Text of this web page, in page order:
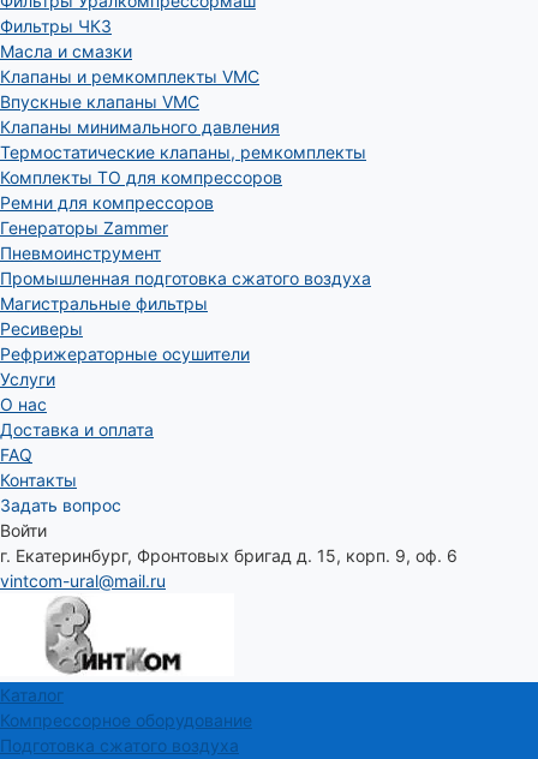
Фильтры ЧКЗ
Масла и смазки
Клапаны и ремкомплекты VMC
Впускные клапаны VMC
Клапаны минимального давления
Термостатические клапаны, ремкомплекты
Комплекты ТО для компрессоров
Ремни для компрессоров
Генераторы Zammer
Пневмоинструмент
Промышленная подготовка сжатого воздуха
Магистральные фильтры
Ресиверы
Рефрижераторные осушители
Услуги
О нас
Доставка и оплата
FAQ
Контакты
Задать вопрос
Войти
г. Екатеринбург, Фронтовых бригад д. 15, корп. 9, оф. 6
vintcom-ural@mail.ru
Каталог
Компрессорное оборудование
Подготовка сжатого воздуха